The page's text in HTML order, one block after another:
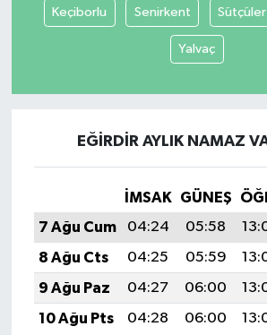
Keçiborlu Senirkent Sütçüler
Yalvaç
EĞIRDIR AYLIK NAMAZ
İMSAK GÜNEŞ
7 Ağu Cum
04:24 05:58
8 Ağu Cts
04:25 05:59
9 Ağu Paz
04:27 06:00
10 Ağu Pts
04:28 06:00